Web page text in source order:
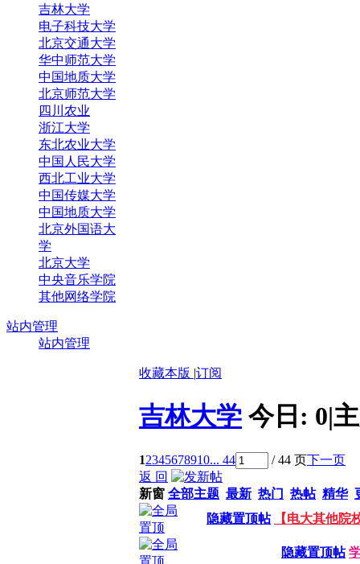
吉林大学
电子科技大学
北京交通大学
华中师范大学
中国地质大学
北京师范大学
四川农业
浙江大学
东北农业大学
中国人民大学
西北工业大学
中国传媒大学
中国地质大学
北京外国语大
学
北京大学
中央音乐学院
其他网络学院
站内管理
站内管理
收藏本版 |订阅
吉林大学 今日: 0|
12345678910... 44 / 44 页下一页
返 回
新窗 全部主题 最新 热门 热帖 精华
隐藏置顶帖
【电大其他院
隐藏置顶帖